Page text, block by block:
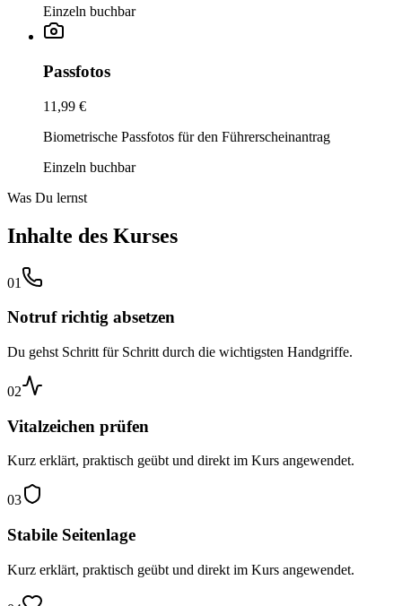
Einzeln buchbar
Passfotos
11,99 €
Biometrische Passfotos für den Führerscheinantrag
Einzeln buchbar
Was Du lernst
Inhalte des Kurses
01
Notruf richtig absetzen
Du gehst Schritt für Schritt durch die wichtigsten Handgriffe.
02
Vitalzeichen prüfen
Kurz erklärt, praktisch geübt und direkt im Kurs angewendet.
03
Stabile Seitenlage
Kurz erklärt, praktisch geübt und direkt im Kurs angewendet.